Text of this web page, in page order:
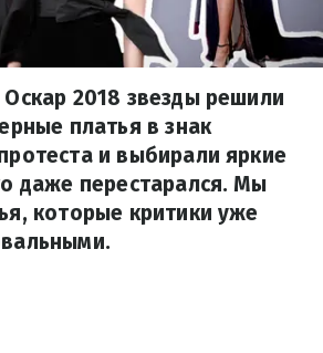
2018 звезды решили
платья в знак
и выбирали яркие
даже перестарался. Мы
которые критики уже